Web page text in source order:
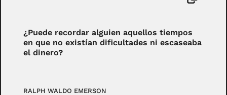
¿Puede recordar alguien aquellos tiempos
en que no existían dificultades ni escaseaba
el dinero?
RALPH WALDO EMERSON